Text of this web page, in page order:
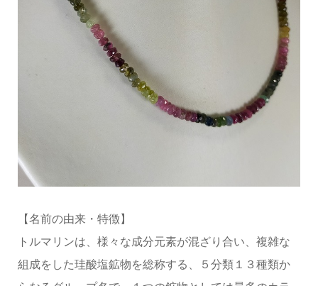
【名前の由来・特徴】
トルマリンは、様々な成分元素が混ざり合い、複雑な
組成をした珪酸塩鉱物を総称する、５分類１３種類か